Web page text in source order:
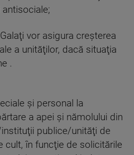
vor asigura creşterea
a unităţilor, dacă situaţia
.
şi personal la
a apei şi nămolului din
publice/unităţi de
cult, în funcţie de solicitările